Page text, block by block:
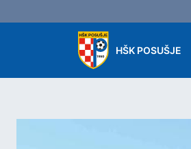
HŠK POSUŠJE